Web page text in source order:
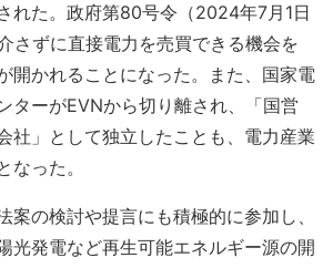
れた。政府第80号令（2024年7月1日
さずに直接電力を売買できる機会を
開かれることになった。また、国家電
ターがEVNから切り離され、「国営
社」として独立したことも、電力産業
なった。
案の検討や提言にも積極的に参加し、
光発電など再生可能エネルギー源の開